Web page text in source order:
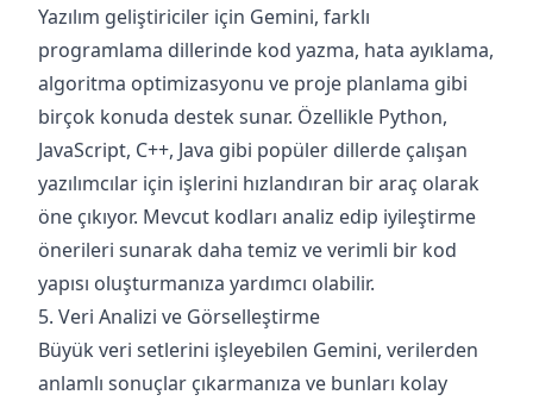
Yazılım geliştiriciler için Gemini, farklı
programlama dillerinde kod yazma, hata ayıklama,
algoritma optimizasyonu ve proje planlama gibi
birçok konuda destek sunar. Özellikle Python,
JavaScript, C++, Java gibi popüler dillerde çalışan
yazılımcılar için işlerini hızlandıran bir araç olarak
öne çıkıyor. Mevcut kodları analiz edip iyileştirme
önerileri sunarak daha temiz ve verimli bir kod
yapısı oluşturmanıza yardımcı olabilir.
5. Veri Analizi ve Görselleştirme
Büyük veri setlerini işleyebilen Gemini, verilerden
anlamlı sonuçlar çıkarmanıza ve bunları kolay